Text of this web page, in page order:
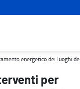
della cultura
energetico dei luoghi
per